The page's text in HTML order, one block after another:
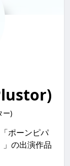
ー)
ポーンピパ
の出演作品